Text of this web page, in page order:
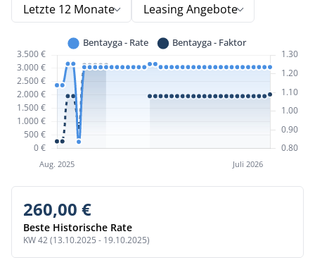
Letzte 12 Monate
Leasing Angebote
260,00 €
Beste Historische Rate
KW 42 (13.10.2025 - 19.10.2025)